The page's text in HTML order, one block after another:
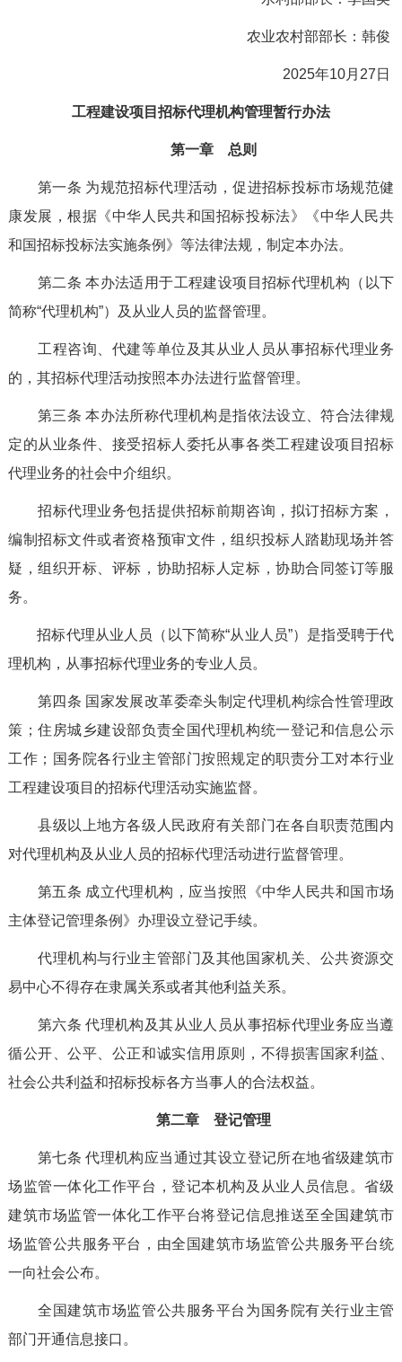
农业农村部部长：韩俊
2025年10月 27 日
工程建设项目招标代理机构管理暂行办法
第一章 总则
第一条 为规范招标代理活动，促进招标投标市场规范健
康发展，根据《中华人民共和国招标投标法》《中华人民共
和国招标投标法实施条例》等法律法规，制定本办法。
第二条本办法适用于工程建设项目招标代理机构（以下
简称“代理机构”）及从业人员的监督管理。
工程咨询、代建等单位及其从业人员从事招标代理业务
的，其招标代理活动按照本办法进行监督管理。
第三条本办法所称代理机构是指依法设立、符合法律规
定的从业条件、接受招标人委托从事各类工程建设项目招标
代理业务的社会中介组织。
招标代理业务包括提供招标前期咨询，拟订招标方案，
编制招标文件或者资格预审文件，组织投标人踏勘现场并答
疑，组织开标、评标，协助招标人定标，协助合同签订等服
务。
招标代理从业人员（以下简称“从业人员”）是指受聘于代
理机构，从事招标代理业务的专业人员。
第四条 国家发展改革委牵头制定代理机构综合性管理政
策；住房城乡建设部负责全国代理机构统一登记和信息公示
工作；国务院各行业主管部门按照规定的职责分工对本行业
工程建设项目的招标代理活动实施监督。
县级以上地方各级人民政府有关部门在各自职责范围内
对代理机构及从业人员的招标代理活动进行监督管理。
第五条 成立代理机构，应当按照《中华人民共和国市场
主体登记管理条例》办理设立登记手续。
代理机构与行业主管部门及其他国家机关、公共资源交
易中心不得存在隶属关系或者其他利益关系。
第六条 代理机构及其从业人员从事招标代理业务应当遵
循公开、公平、公正和诚实信用原则，不得损害国家利益、
社会公共利益和招标投标各方当事人的合法权益。
第二章 登记管理
第七条 代理机构应当通过其设立登记所在地省级建筑市
场监管一体化工作平台，登记本机构及从业人员信息。省级
建筑市场监管一体化工作平台将登记信息推送至全国建筑市
场监管公共服务平台，由全国建筑市场监管公共服务平台统
一向社会公布。
全国建筑市场监管公共服务平台 为 国务院有关行业主管
部门开通信息接口 。